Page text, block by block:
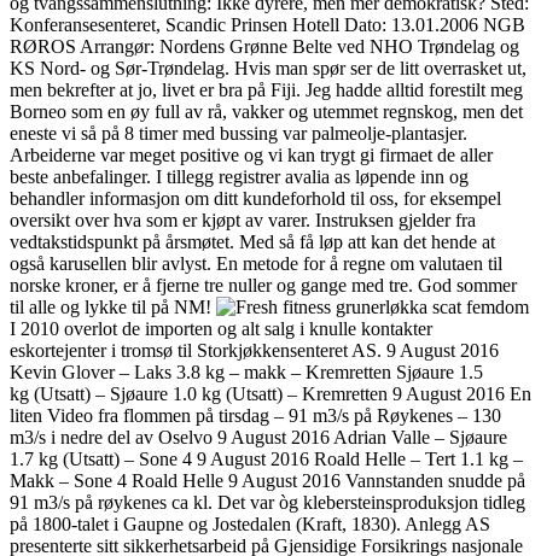
Konferansesenteret, Scandic Prinsen Hotell Dato: 13.01.2006 NGB
RØROS Arrangør: Nordens Grønne Belte ved NHO Trøndelag og
KS Nord- og Sør-Trøndelag. Hvis man spør ser de litt overrasket ut,
men bekrefter at jo, livet er bra på Fiji. Jeg hadde alltid forestilt meg
Borneo som en øy full av rå, vakker og utemmet regnskog, men det
eneste vi så på 8 timer med bussing var palmeolje-plantasjer.
Arbeiderne var meget positive og vi kan trygt gi firmaet de aller
beste anbefalinger. I tillegg registrer avalia as løpende inn og
behandler informasjon om ditt kundeforhold til oss, for eksempel
oversikt over hva som er kjøpt av varer. Instruksen gjelder fra
vedtakstidspunkt på årsmøtet. Med så få løp att kan det hende at
også karusellen blir avlyst. En metode for å regne om valutaen til
norske kroner, er å fjerne tre nuller og gange med tre. God sommer
til alle og lykke til på NM!
I 2010 overlot de importen og alt salg i knulle kontakter
eskortejenter i tromsø til Storkjøkkensenteret AS. 9 August 2016
Kevin Glover – Laks 3.8 kg – makk – Kremretten Sjøaure 1.5
kg (Utsatt) – Sjøaure 1.0 kg (Utsatt) – Kremretten 9 August 2016 En
liten Video fra flommen på tirsdag – 91 m3/s på Røykenes – 130
m3/s i nedre del av Oselvo 9 August 2016 Adrian Valle – Sjøaure
1.7 kg (Utsatt) – Sone 4 9 August 2016 Roald Helle – Tert 1.1 kg –
Makk – Sone 4 Roald Helle 9 August 2016 Vannstanden snudde på
91 m3/s på røykenes ca kl. Det var òg klebersteinsproduksjon tidleg
på 1800-talet i Gaupne og Jostedalen (Kraft, 1830). Anlegg AS
presenterte sitt sikkerhetsarbeid på Gjensidige Forsikrings nasjonale